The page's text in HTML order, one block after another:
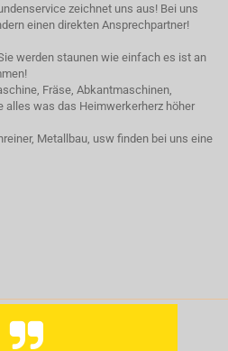
zeichnet uns aus! Bei uns
einen direkten Ansprechpartner!
werden staunen wie einfach es ist an
Fräse, Abkantmaschinen,
alles was das Heimwerkerherz höher
Metallbau, usw finden bei uns eine